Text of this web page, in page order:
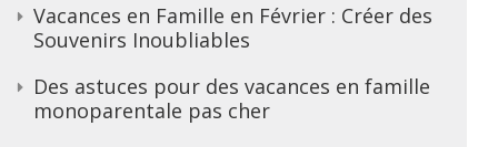
Vacances en Famille en Février : Créer des
Souvenirs Inoubliables
Des astuces pour des vacances en famille
monoparentale pas cher